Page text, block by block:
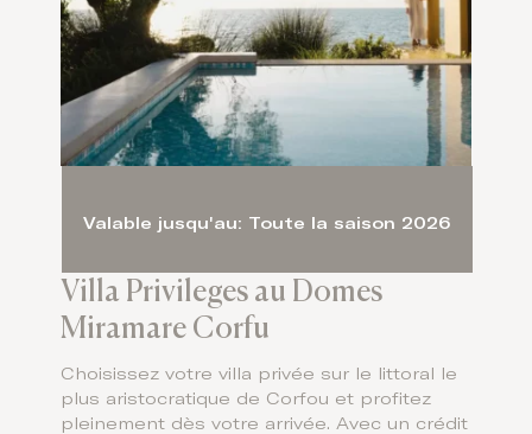
Villa Privileges au Domes
Miramare Corfu
Choisissez votre villa privée sur le littoral le
plus aristocratique de Corfou et profitez
pleinement dès votre arrivée. Avec un crédit
Valable jusqu'au: Toute la saison 2026